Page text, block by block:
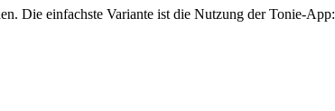
Die einfachste Variante ist die Nutzung der Tonie-App: